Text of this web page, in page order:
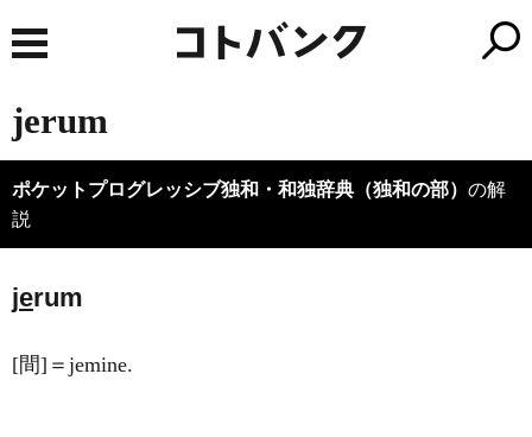
jerum
ポケットプログレッシブ独和・和独辞典（独和の部） の解
説
jerum
[間]＝jemine.